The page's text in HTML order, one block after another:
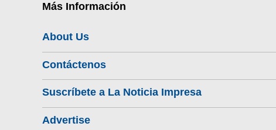
Más Información
About Us
Contáctenos
Suscríbete a La Noticia Impresa
Advertise